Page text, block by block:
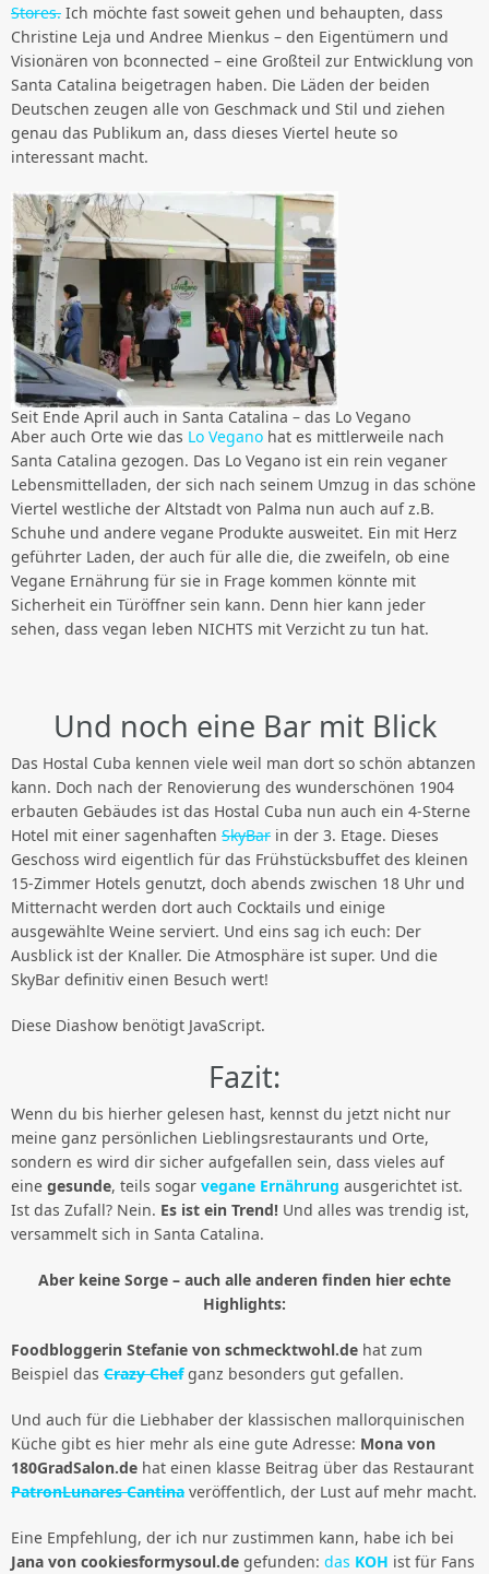
Stores. Ich möchte fast soweit gehen und behaupten, dass
Christine Leja und Andree Mienkus – den Eigentümern und
Visionären von bconnected – eine Großteil zur Entwicklung von
Santa Catalina beigetragen haben. Die Läden der beiden
Deutschen zeugen alle von Geschmack und Stil und ziehen
genau das Publikum an, dass dieses Viertel heute so
interessant macht.
Seit Ende April auch in Santa Catalina – das Lo Vegano
Aber auch Orte wie das Lo Vegano hat es mittlerweile nach
Santa Catalina gezogen. Das Lo Vegano ist ein rein veganer
Lebensmittelladen, der sich nach seinem Umzug in das schöne
Viertel westliche der Altstadt von Palma nun auch auf z.B.
Schuhe und andere vegane Produkte ausweitet. Ein mit Herz
geführter Laden, der auch für alle die, die zweifeln, ob eine
Vegane Ernährung für sie in Frage kommen könnte mit
Sicherheit ein Türöffner sein kann. Denn hier kann jeder
sehen, dass vegan leben NICHTS mit Verzicht zu tun hat.
Und noch eine Bar mit Blick
Das Hostal Cuba kennen viele weil man dort so schön abtanzen
kann. Doch nach der Renovierung des wunderschönen 1904
erbauten Gebäudes ist das Hostal Cuba nun auch ein 4-Sterne
Hotel mit einer sagenhaften SkyBar in der 3. Etage. Dieses
Geschoss wird eigentlich für das Frühstücksbuffet des kleinen
15-Zimmer Hotels genutzt, doch abends zwischen 18 Uhr und
Mitternacht werden dort auch Cocktails und einige
ausgewählte Weine serviert. Und eins sag ich euch: Der
Ausblick ist der Knaller. Die Atmosphäre ist super. Und die
SkyBar definitiv einen Besuch wert!
Diese Diashow benötigt JavaScript.
Fazit:
Wenn du bis hierher gelesen hast, kennst du jetzt nicht nur
meine ganz persönlichen Lieblingsrestaurants und Orte,
sondern es wird dir sicher aufgefallen sein, dass vieles auf
eine gesunde, teils sogar vegane Ernährung ausgerichtet ist.
Ist das Zufall? Nein. Es ist ein Trend! Und alles was trendig ist,
versammelt sich in Santa Catalina.
Aber keine Sorge – auch alle anderen finden hier echte
Highlights:
Foodbloggerin Stefanie von schmecktwohl.de hat zum
Beispiel das Crazy Chefganz besonders gut gefallen.
Und auch für die Liebhaber der klassischen mallorquinischen
Küche gibt es hier mehr als eine gute Adresse: Mona von
180GradSalon.de hat einen klasse Beitrag über das Restaurant
PatronLunares Cantina veröffentlich, der Lust auf mehr macht.
Eine Empfehlung, der ich nur zustimmen kann, habe ich bei
Jana von cookiesformysoul.de gefunden: das KOH ist für Fans